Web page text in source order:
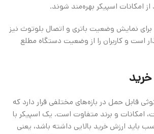
از امکانات اسپیکر بهره‌مند شوند.
وجود نشانگرهای LED برای نمایش وضعیت باتری و اتصال بلوتوث نیز
است و کاربران را از وضعیت دستگاه مطلع
قابل حمل در بازه‌های مختلفی قرار دارد که
امکانات و برند متفاوت است. یک اسپیکر با
باید ارزش خرید بالایی داشته باشد، یعنی